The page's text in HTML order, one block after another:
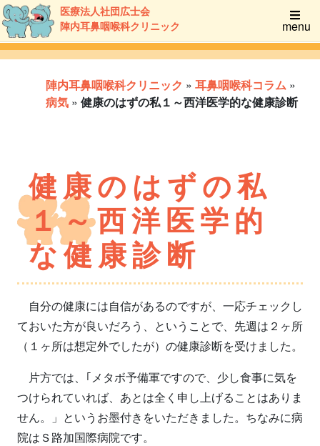
医療法人社団広士会
陣内耳鼻咽喉科クリニック
menu
陣内耳鼻咽喉科クリニック » 耳鼻咽喉科コラム »
病気 » 健康のはずの私１～西洋医学的な健康診断
健康のはずの私
１～西洋医学的
な健康診断
自分の健康には自信があるのですが、一応チェックし
ておいた方が良いだろう、ということで、先週は２ヶ所
（１ヶ所は想定外でしたが）の健康診断を受けました。
片方では、｢メタボ予備軍ですので、少し食事に気を
つけられていれば、あとは全く申し上げることはありま
せん。」というお墨付きをいただきました。ちなみに病
院はＳ路加国際病院です。